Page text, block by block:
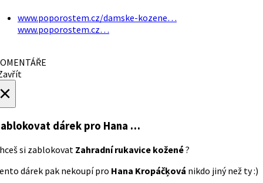
www.poporostem.cz/damske-kozene…
www.poporostem.cz…
dárek pro Hana …
si zablokovat Zahradní rukavice kožené?
dárek pak nekoupí pro Hana Kropáčķová nikdo jiný než ty :)